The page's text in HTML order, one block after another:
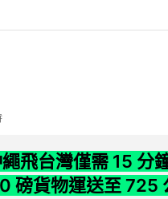
飛台灣僅需 15 分
磅貨物運送至 725